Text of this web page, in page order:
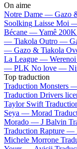
On aime
Notre Dame — Gazo
Soolking Laisse Moi
Bécane —Yamê
— Tiakola Outro —
— Gazo & Tiakola
La League — Werenoi
— PLK No love —
Top traduction
Traduction Monsters
Traduction Drivers
Taylor Swift
Seya — Morad
Morado — J Balvin
Traduction Rapture —
Michele Morrone